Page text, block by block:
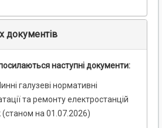
документів
наступні документи:
галузеві нормативні
та ремонту електростанцій
на 01.07.2026)